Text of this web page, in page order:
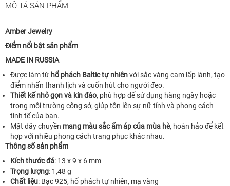
MÔ TẢ SẢN PHẨM
Amber Jewelry
Điểm nổi bật sản phẩm
MADE IN RUSSIA
Được làm từ hổ phách Baltic tự nhiênvới sắc vàng cam lấp lánh, tạo
điểm nhấn thanh lịch và cuốn hút cho người đeo.
Thiết kế nhỏ gọn và kín đáo, phù hợp để sử dụng hàng ngày hoặc
trong môi trường công sở, giúp tôn lên sự nữ tính và phong cách
tinh tế của bạn.
Mặt dây chuyền mang màu sắc ấm áp của mùa hè, hoàn hảo để kết
hợp với nhiều phong cách trang phục khác nhau.
Thông số sản phẩm
Kích thước đá: 13 x 9 x 6 mm
Trọng lượng: 1,48 g
Chất liệu: Bạc 925, hổ phách tự nhiên, mạ vàng